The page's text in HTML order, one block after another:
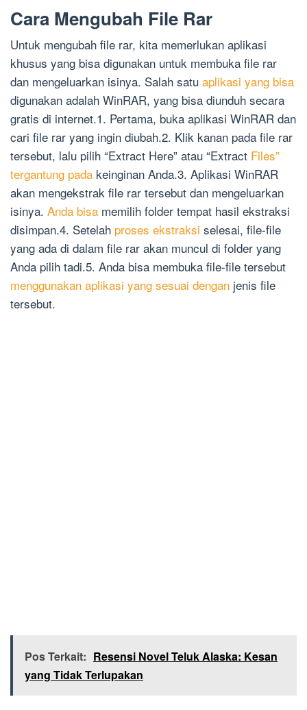
Cara Mengubah File Rar
Untuk mengubah file rar, kita memerlukan aplikasi
khusus yang bisa digunakan untuk membuka file rar
dan mengeluarkan isinya. Salah satu aplikasi yang bisa
digunakan adalah WinRAR, yang bisa diunduh secara
gratis di internet.1. Pertama, buka aplikasi WinRAR dan
cari file rar yang ingin diubah.2. Klik kanan pada file rar
tersebut, lalu pilih “Extract Here” atau “Extract Files”
tergantung pada keinginan Anda.3. Aplikasi WinRAR
akan mengekstrak file rar tersebut dan mengeluarkan
isinya. Anda bisa memilih folder tempat hasil ekstraksi
disimpan.4. Setelah proses ekstraksi selesai, file-file
yang ada di dalam file rar akan muncul di folder yang
Anda pilih tadi.5. Anda bisa membuka file-file tersebut
menggunakan aplikasi yang sesuai dengan jenis file
tersebut.
Pos Terkait: Resensi Novel Teluk Alaska: Kesan
yang Tidak Terlupakan